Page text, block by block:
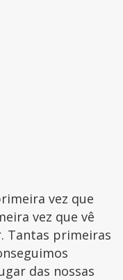
vez que
vez que vê
Tantas primeiras
das nossas